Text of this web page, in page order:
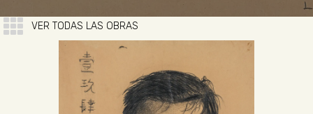
VER TODAS LAS OBRAS